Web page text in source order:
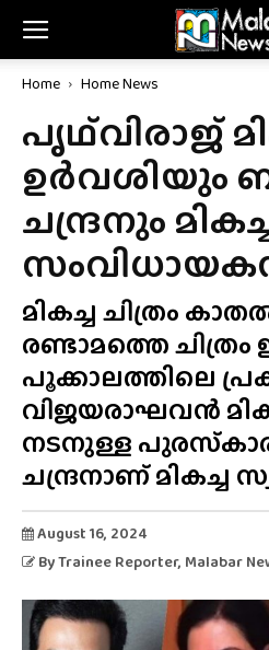
Home Home News
പൃഥ്‌വിരാജ്
ഉർവശിയും
ചന്ദ്രനും
മികച്ച ചിത്രം
രണ്ടാമത്തെ ചിത്രം
പൂക്കാലത്തിലെ
വിജയരാഘവൻ
നടനുള്ള
ചന്ദ്രനാണ് മികച്ച
August 16, 2024
ByTrainee Reporter, Malabar